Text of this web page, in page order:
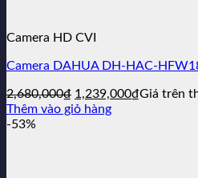
Camera HD CVI
Camera DAHUA DH-HAC-
2,680,000₫ Giá
gốc
1,239,000₫Giá
Giá trên
Thêm vào giỏ hàng
-53%